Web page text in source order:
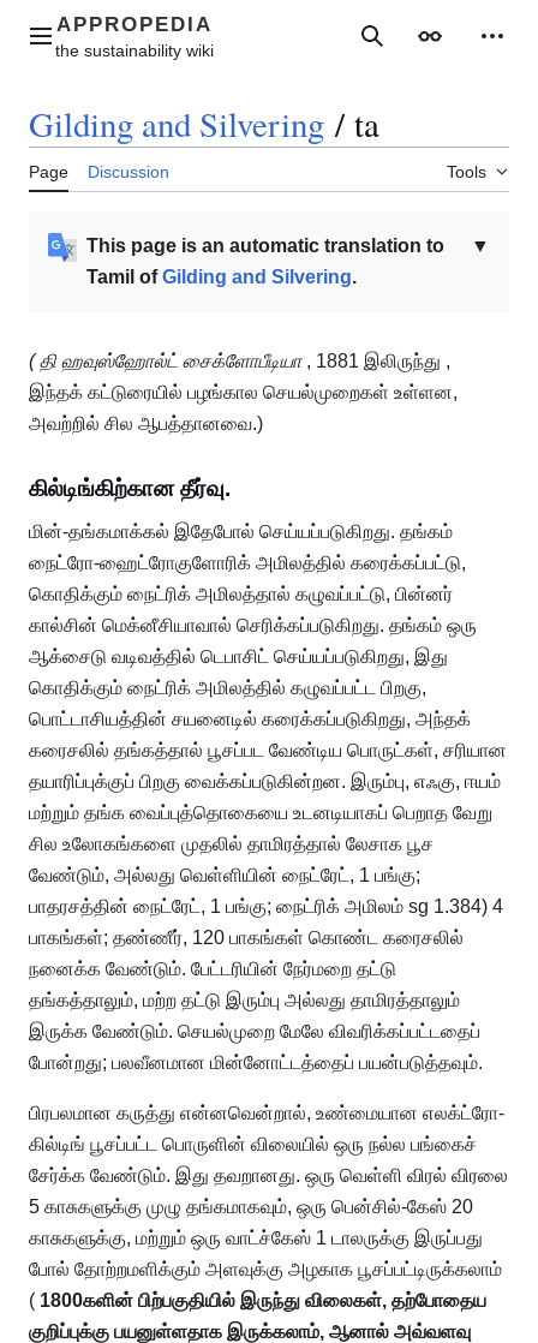
contentMain menu SearchAppearance
Gilding and Silvering / ta
Page Discussion Tools
▼
This page is an automatic translation to
Tamil ofGilding and Silvering.
( தி ஹவுஸ்ஹோல்ட் சைக்ளோபீடியா, 1881 இலிருந்து ,
இந்தக் கட்டுரையில் பழங்கால செயல்முறைகள் உள்ளன,
அவற்றில் சில ஆபத்தானவை.)
கில்டிங்கிற்கான தீர்வு.
மின்-தங்கமாக்கல் இதேபோல் செய்யப்படுகிறது. தங்கம்
நைட்ரோ-ஹைட்ரோகுளோரிக் அமிலத்தில் கரைக்கப்பட்டு,
கொதிக்கும் நைட்ரிக் அமிலத்தால் கழுவப்பட்டு, பின்னர்
கால்சின் மெக்னீசியாவால் செரிக்கப்படுகிறது. தங்கம் ஒரு
ஆக்சைடு வடிவத்தில் டெபாசிட் செய்யப்படுகிறது, இது
கொதிக்கும் நைட்ரிக் அமிலத்தில் கழுவப்பட்ட பிறகு,
பொட்டாசியத்தின் சயனைடில் கரைக்கப்படுகிறது, அந்தக்
கரைசலில் தங்கத்தால் பூசப்பட வேண்டிய பொருட்கள், சரியான
தயாரிப்புக்குப் பிறகு வைக்கப்படுகின்றன. இரும்பு, எஃகு, ஈயம்
மற்றும் தங்க வைப்புத்தொகையை உடனடியாகப் பெறாத வேறு
சில உலோகங்களை முதலில் தாமிரத்தால் லேசாக பூச
வேண்டும், அல்லது வெள்ளியின் நைட்ரேட், 1 பங்கு;
பாதரசத்தின் நைட்ரேட், 1 பங்கு; நைட்ரிக் அமிலம் sg 1.384) 4
பாகங்கள்; தண்ணீர், 120 பாகங்கள் கொண்ட கரைசலில்
நனைக்க வேண்டும். பேட்டரியின் நேர்மறை தட்டு
தங்கத்தாலும், மற்ற தட்டு இரும்பு அல்லது தாமிரத்தாலும்
இருக்க வேண்டும். செயல்முறை மேலே விவரிக்கப்பட்டதைப்
போன்றது; பலவீனமான மின்னோட்டத்தைப் பயன்படுத்தவும்.
பிரபலமான கருத்து என்னவென்றால், உண்மையான எலக்ட்ரோ-
கில்டிங் பூசப்பட்ட பொருளின் விலையில் ஒரு நல்ல பங்கைச்
சேர்க்க வேண்டும். இது தவறானது. ஒரு வெள்ளி விரல் விரலை
5 காசுகளுக்கு முழு தங்கமாகவும், ஒரு பென்சில்-கேஸ் 20
காசுகளுக்கு, மற்றும் ஒரு வாட்ச்கேஸ் 1 டாலருக்கு இருப்பது
போல் தோற்றமளிக்கும் அளவுக்கு அழகாக பூசப்பட்டிருக்கலாம்
( 1800களின் பிற்பகுதியில் இருந்து விலைகள், தற்போதைய
குறிப்புக்கு பயனுள்ளதாக இருக்கலாம், ஆனால் அவ்வளவு